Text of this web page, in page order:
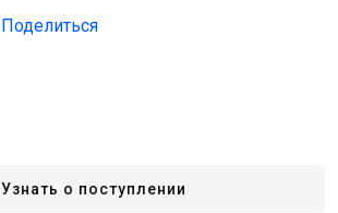
Поделиться
Узнать о поступлении